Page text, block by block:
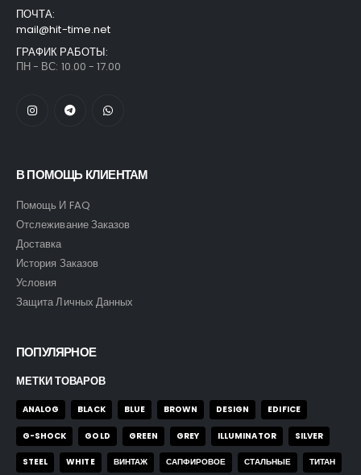
ПОЧТА:
mail@hit-time.net
ГРАФИК РАБОТЫ:
ПН - ВС: 10.00 - 17.00
В ПОМОЩЬ КЛИЕНТАМ
Помощь И FAQ
Отслеживание Заказов
Доставка
История Заказов
Условия
Защита Личных Данных
ПОПУЛЯРНОЕ
МЕТКИ ТОВАРОВ
ANALOG BLACK BLUE BROWN DESIGN EDIFICE
G-SHOCK GOLD GREEN GREY ILLUMINATOR SILVER
STEEL WHITE ВИНТАЖ САПФИРОВОЕ СТАЛЬНЫЕ ТИТАН